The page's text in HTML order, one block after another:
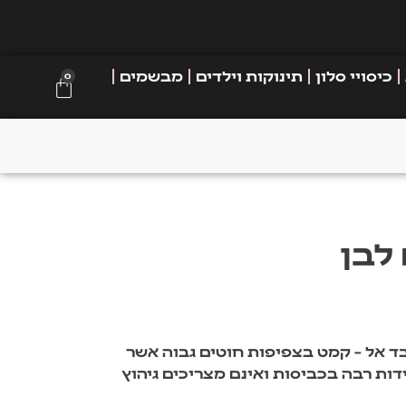
כיסויי סלון תינוקות וילדים
מבשמים
0
אל – קמט בצפיפות חוטים גבוה אשר
רבה בכביסות ואינם מצריכים גיהוץ